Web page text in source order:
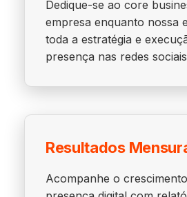
Dedique-se ao core
empresa enquanto nossa
toda a estratégia e
presença nas redes
Resultados
Acompanhe o